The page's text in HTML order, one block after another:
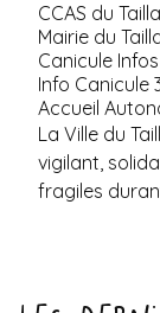
CCAS du
Mairie du
Canicule
Info Canicule
Accueil
La Ville du
vigilant,
fragiles